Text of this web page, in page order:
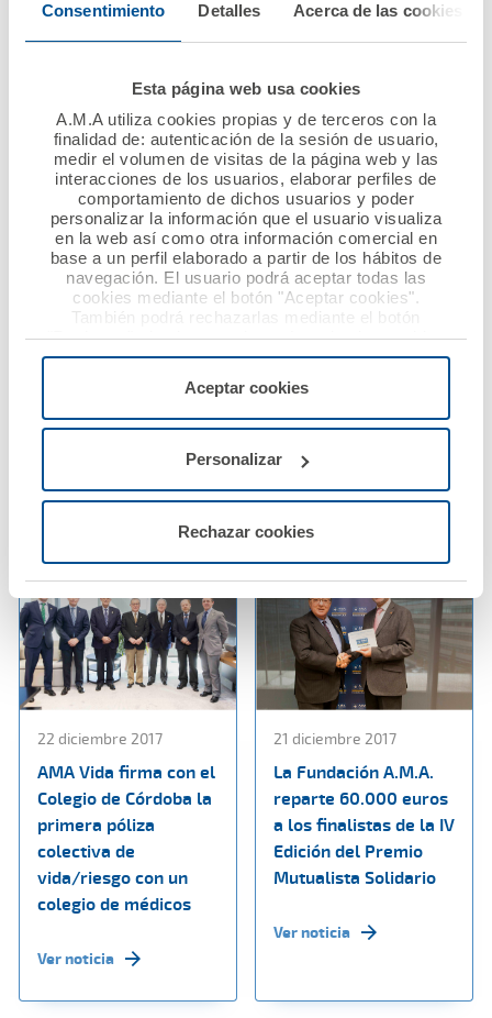
Consentimiento Detalles Acerca de las cookies
Esta página web usa cookies
A.M.A utiliza cookies propias y de terceros con la
finalidad de: autenticación de la sesión de usuario,
medir el volumen de visitas de la página web y las
interacciones de los usuarios, elaborar perfiles de
comportamiento de dichos usuarios y poder
personalizar la información que el usuario visualiza
en la web así como otra información comercial en
base a un perfil elaborado a partir de los hábitos de
navegación. El usuario podrá aceptar todas las
cookies mediante el botón "Aceptar cookies".
También podrá rechazarlas mediante el botón
"Rechazar", donde se rechazarán todas las cookies
menos las necesarias para permitir el acceso a los
configurarlas usando el botón “Personalizar".
Aceptar cookies
Personalizar
Rechazar cookies
Ver noticia
16 enero 2018
A.M.A. se sitúa en el
top ten de las
aseguradoras por su
Ver noticia
11 enero 2018
A.M.A., la Mutua de
los Profesionales
Sanitarios, firma una
con el Colegio de
Farmacéuticos de
Ver noticia
22 diciembre 2017
AMA Vida firma con el
Colegio de Córdoba la
primera póliza
colectiva de
vida/riesgo con un
colegio de médicos
Ver noticia
21 diciembre 2017
La Fundación A.M.A.
reparte 60.000 euros
a los finalistas de la IV
Edición del Premio
Mutualista Solidario
Ver noticia